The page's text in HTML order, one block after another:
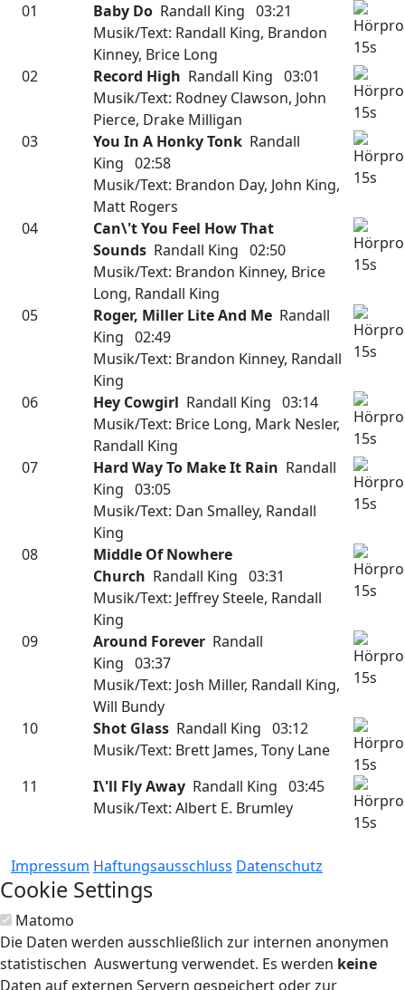
01 Baby DoRandall King 03:21
Musik/Text: Randall King, Brandon
Kinney, Brice Long
02
Record High Randall King 03:01
Musik/Text: Rodney Clawson, John
Pierce, Drake Milligan
03
You In A Honky TonkRandall
King 02:58
Musik/Text: Brandon Day, John King,
Matt Rogers
04
Can\'t You Feel How That
SoundsRandall King 02:50
Musik/Text: Brandon Kinney, Brice
Long, Randall King
05
Roger, Miller Lite And MeRandall
King 02:49
Musik/Text: Brandon Kinney, Randall
King
06
Hey Cowgirl Randall King 03:14
Musik/Text: Brice Long, Mark Nesler,
Randall King
07
Hard Way To Make It Rain Randall
King 03:05
Musik/Text: Dan Smalley, Randall
King
08
Middle Of Nowhere
Church Randall King 03:31
Musik/Text: Jeffrey Steele, Randall
King
09
Around ForeverRandall
King 03:37
Musik/Text: Josh Miller, Randall King,
Will Bundy
10
Shot GlassRandall King 03:12
Musik/Text: Brett James, Tony Lane
11
I\'ll Fly AwayRandall King 03:45
Musik/Text: Albert E. Brumley
Impressum Haftungsausschluss Datenschutz
Cookie Settings
Matomo
Die Daten werden ausschließlich zur internen anonymen
statistischen Auswertung verwendet. Es werden keine
Daten auf externen Servern gespeichert oder zur